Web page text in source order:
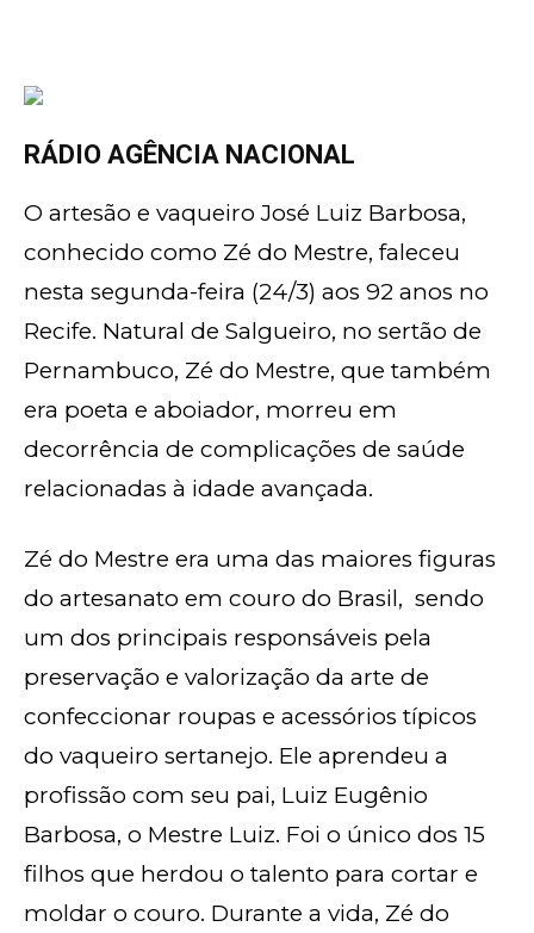
RÁDIO AGÊNCIA NACIONAL
O artesão e vaqueiro José Luiz Barbosa,
conhecido como Zé do Mestre, faleceu
nesta segunda-feira (24/3) aos 92 anos no
Recife. Natural de Salgueiro, no sertão de
Pernambuco, Zé do Mestre, que também
era poeta e aboiador, morreu em
decorrência de complicações de saúde
relacionadas à idade avançada.
Zé do Mestre era uma das maiores figuras
do artesanato em couro do Brasil, sendo
um dos principais responsáveis pela
preservação e valorização da arte de
confeccionar roupas e acessórios típicos
do vaqueiro sertanejo. Ele aprendeu a
profissão com seu pai, Luiz Eugênio
Barbosa, o Mestre Luiz. Foi o único dos 15
filhos que herdou o talento para cortar e
moldar o couro. Durante a vida, Zé do